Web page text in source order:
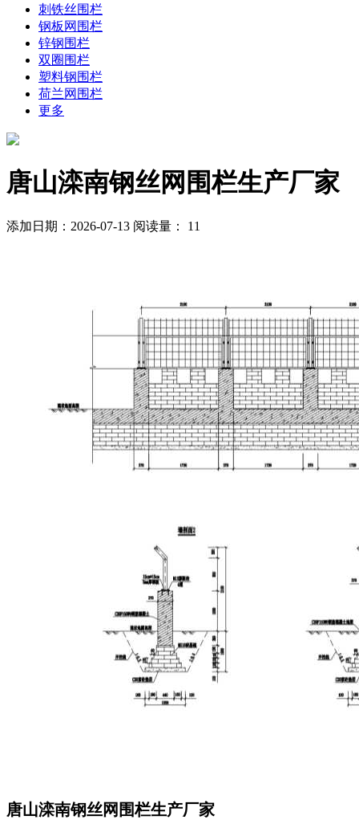
刺铁丝围栏
钢板网围栏
锌钢围栏
双圈围栏
塑料钢围栏
荷兰网围栏
更多
唐山滦南钢丝网围栏生产厂家
添加日期：2026-07-13 阅读量： 11
唐山滦南钢丝网围栏生产厂家